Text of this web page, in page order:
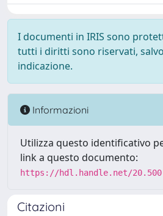
I documenti in IRIS sono
tutti i diritti sono riservati,
indicazione.
Informazioni
Utilizza questo identificativo
link a questo documento:
https://hdl.handle.net/
Citazioni